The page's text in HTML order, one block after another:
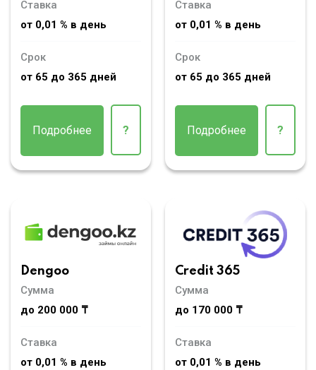
Ставка
от 0,01 % в день
Срок
от 65 до 365 дней
Подробнее ?
Ставка
от 0,01 % в день
Срок
от 65 до 365 дней
Подробнее ?
Dengoo
Сумма
до 200 000 ₸
Ставка
от 0,01 % в день
Credit 365
Сумма
до 170 000 ₸
Ставка
от 0,01 % в день